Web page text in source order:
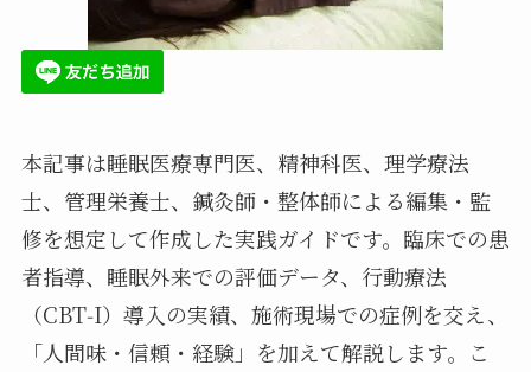
本記事は睡眠医療専門医、精神科医、理学療法
士、管理栄養士、鍼灸師・整体師による編集・監
修を想定して作成した実践ガイドです。臨床での患
者指導、睡眠外来での評価データ、行動療法
（CBT‑I）導入の実績、施術現場での症例を交え、
「人間味・信頼・経験」を加えて解説します。こ